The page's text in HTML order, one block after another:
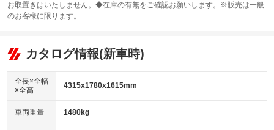
サンルーフ
：装備あり ABS
リフトアップ
：装備なし
：装備なし
パワーウィンドウ
アイドリングストップ
：装備なし
TV：フルセグ
：装備あり
ビジュアル
：装備なし
：装備あり
革シート
キーレス
お取置きはいたしません。◆在庫の有無をご確認お願いします。※販売は一般
のお客様に限ります。
カタログ情報(新車時)
全長×全幅
×全高
4315x1780x1615mm
車両重量 1480kg